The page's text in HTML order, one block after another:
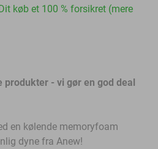
køb et 100 % forsikret (mere
- vi gør en god deal
en kølende memoryfoam
dyne fra Anew!